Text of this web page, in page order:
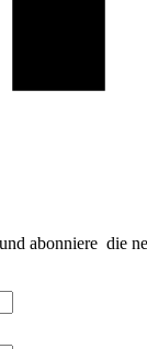
abonniere die